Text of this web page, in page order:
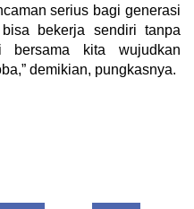
serius bagi generasi
bekerja sendiri tanpa
bersama kita wujudkan
demikian, pungkasnya.